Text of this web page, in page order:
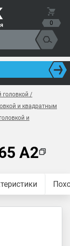
0
головкой /
и квадратным
и
A2